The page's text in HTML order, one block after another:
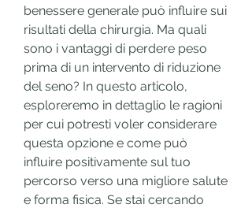
benessere generale può influire sui
risultati della chirurgia. Ma quali
sono i vantaggi di perdere peso
prima di un intervento di riduzione
del seno? In questo articolo,
esploreremo in dettaglio le ragioni
per cui potresti voler considerare
questa opzione e come può
influire positivamente sul tuo
percorso verso una migliore salute
e forma fisica. Se stai cercando